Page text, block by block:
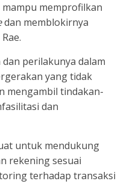
memprofilkan
dan memblokirnya
perilakunya dalam
yang tidak
mengambil tindakan-
dan
untuk mendukung
rekening sesuai
terhadap transaksi